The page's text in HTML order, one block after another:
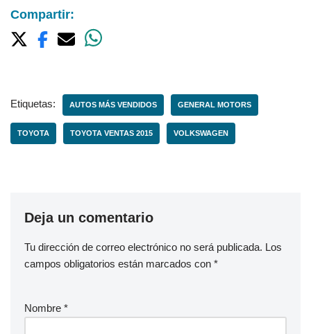
Compartir:
Etiquetas: AUTOS MÁS VENDIDOS GENERAL MOTORS
TOYOTA TOYOTA VENTAS 2015 VOLKSWAGEN
Deja un comentario
Tu dirección de correo electrónico no será publicada. Los
campos obligatorios están marcados con *
Nombre *